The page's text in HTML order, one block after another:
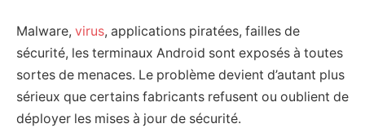
Malware, virus, applications piratées, failles de
sécurité, les terminaux Android sont exposés à toutes
sortes de menaces. Le problème devient d’autant plus
sérieux que certains fabricants refusent ou oublient de
déployer les mises à jour de sécurité.